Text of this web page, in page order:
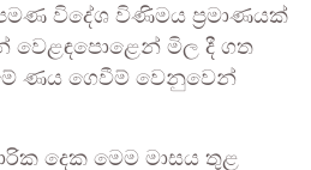
විදේශ විණිමය ප්‍රමාණයක්
වෙළඳපොළෙන් මිල දී ගත
ණය ගෙවීම් වෙනුවෙන්
දෙක මෙම මාසය තුළ